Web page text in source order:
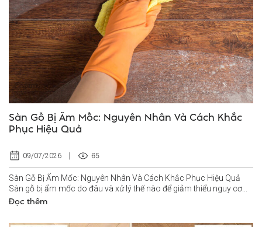
Sàn Gỗ Bị Ẩm Mốc: Nguyên Nhân Và Cách Khắc
Phục Hiệu Quả
09/07/2026 65
Sàn Gỗ Bị Ẩm Mốc: Nguyên Nhân Và Cách Khắc Phục Hiệu Quả
Sàn gỗ bị ẩm mốc do đâu và xử lý thế nào để giảm thiểu nguy cơ...
Đọc thêm